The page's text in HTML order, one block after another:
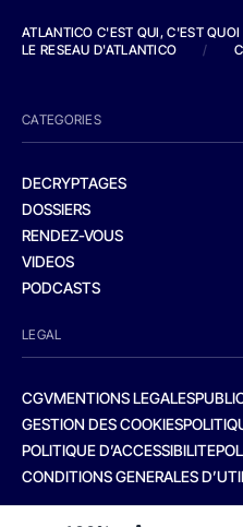
ATLANTICO C'EST QUI, C'EST QUOI
LE RESEAU D'ATLANTICO
/
CATEGORIES
DECRYPTAGES
DOSSIERS
RENDEZ-VOUS
VIDEOS
PODCASTS
LEGAL
CGVMENTIONS LEGALES
GESTION DES COOKIES
POLITIQUE D’ACCESSIBILITE
CONDITIONS GENERALES